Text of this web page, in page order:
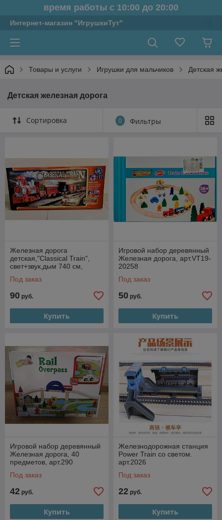
время работы с 10:00 до 20:00
Интернет-магазин "ИгрушкиТут"
Товары и услуги Игрушки для мальчиков Детская
Детская железная дорога
Сортировка 0 Фильтры
Железная дорога
детская,"Classical Train",
свет+звук,дым 740 см,
Под заказ
90 руб.
Купить
Игровой набор деревянный
Железная дорога, арт.VT19-
20258
Под заказ
50 руб.
Купить
Игровой набор деревянный
Железная дорога, 40
предметов, арт.290
Под заказ
42 руб.
Купить
Железнодорожная станция
Power Train со светом.
арт.2026
Под заказ
22 руб.
Купить